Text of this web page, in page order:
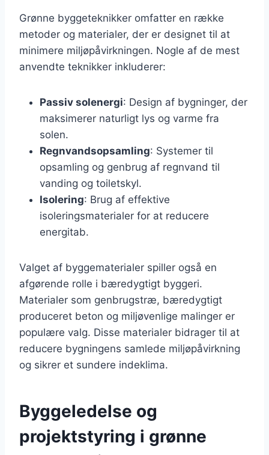
Grønne byggeteknikker omfatter en række
metoder og materialer, der er designet til at
minimere miljøpåvirkningen. Nogle af de mest
anvendte teknikker inkluderer:
Passiv solenergi: Design af bygninger, der
maksimerer naturligt lys og varme fra
solen.
Regnvandsopsamling: Systemer til
opsamling og genbrug af regnvand til
vanding og toiletskyl.
Isolering: Brug af effektive
isoleringsmaterialer for at reducere
energitab.
Valget af byggematerialer spiller også en
afgørende rolle i bæredygtigt byggeri.
Materialer som genbrugstræ, bæredygtigt
produceret beton og miljøvenlige malinger er
populære valg. Disse materialer bidrager til at
reducere bygningens samlede miljøpåvirkning
og sikrer et sundere indeklima.
Byggeledelse og
projektstyring i grønne